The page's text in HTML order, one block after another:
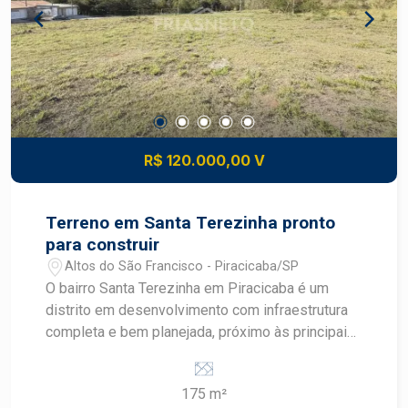
perspectiva de ganho patrimonial Conveniência:
proximidade de escolas, supermercados,
transportes, serviços e lazer comunitário
Construa o imóvel dos seus sonhos com
segurança e excelente potencial de valorização.
Construa seu futuro com quem é agente de
desenvolvimento do mercado imobiliário de
Piracicaba. Agende sua visita.
R$ 120.000,00 V
Terreno em Santa Terezinha pronto
para construir
Altos do São Francisco - Piracicaba/SP
O bairro Santa Terezinha em Piracicaba é um
distrito em desenvolvimento com infraestrutura
completa e bem planejada, próximo às principais
rodovias SP308 e SP304. A região conta com
comércio variado, transporte público, escolas,
175 m²